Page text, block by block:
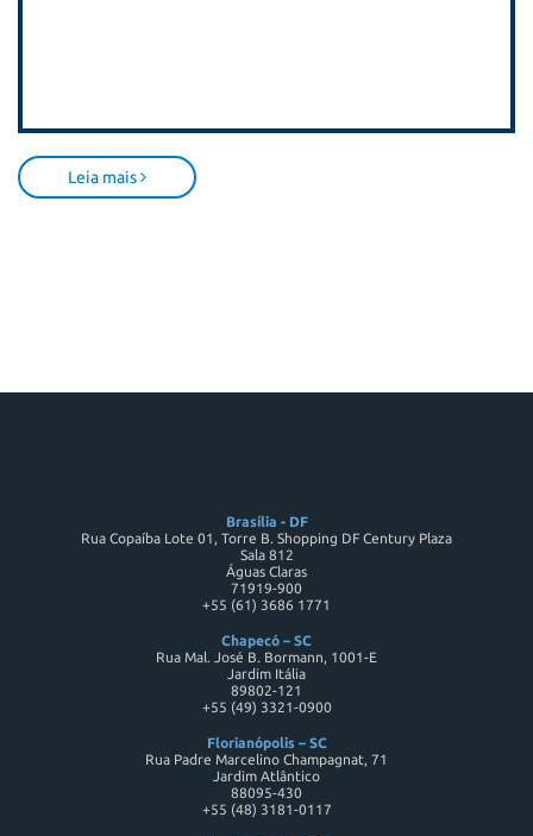
Leia mais
Brasília - DF
Rua Copaíba Lote 01, Torre B. Shopping DF Century Plaza
Sala 812
Águas Claras
71919-900
+55 (61) 3686 1771
Chapecó – SC
Rua Mal. José B. Bormann, 1001-E
Jardim Itália
89802-121
+55 (49) 3321-0900
Florianópolis – SC
Rua Padre Marcelino Champagnat, 71
Jardim Atlântico
88095-430
+55 (48) 3181-0117